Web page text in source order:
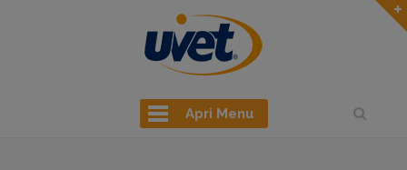
Apri Menu